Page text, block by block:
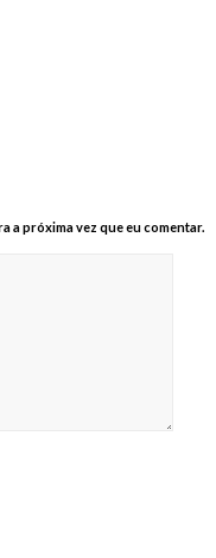
a próxima vez que eu comentar.